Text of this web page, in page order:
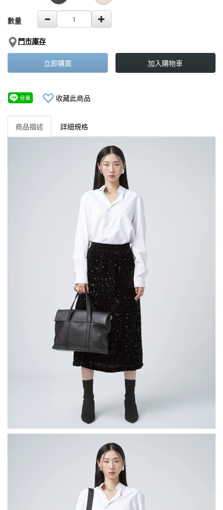
數量
門市庫存
立即購買 加入購物車
收藏此商品
商品描述 詳細規格